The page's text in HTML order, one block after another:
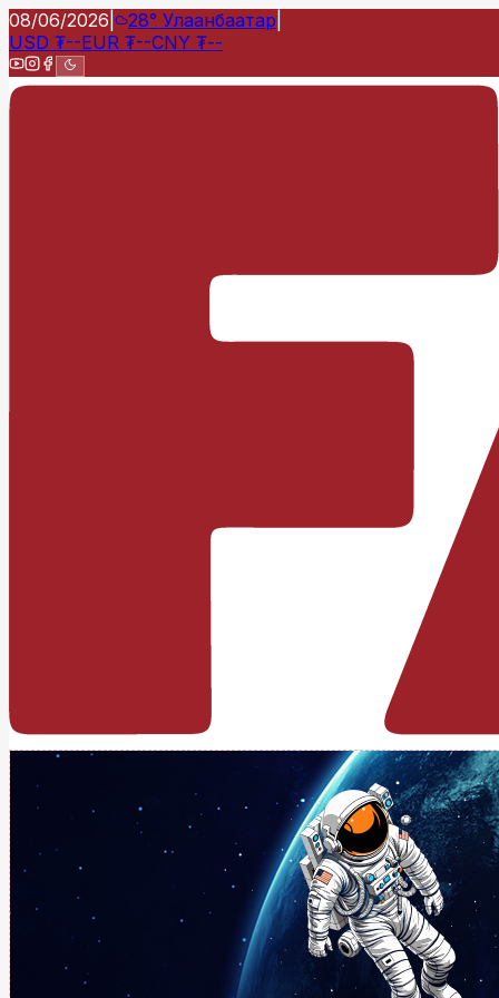
08/06/2026 28° Улаанбаатар
USD ₮--EUR ₮--CNY ₮--